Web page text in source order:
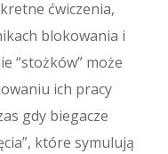
ćwiczenia,
blokowania i
“stożków” może
ich pracy
gdy biegacze
które symulują